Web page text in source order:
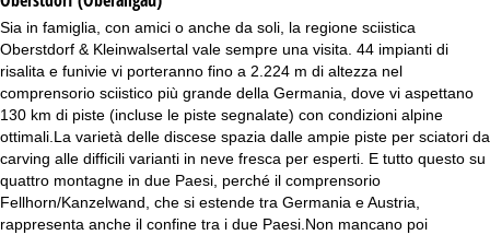
Sia in famiglia, con amici o anche da soli, la regione sciistica
Oberstdorf & Kleinwalsertal vale sempre una visita. 44 impianti di
risalita e funivie vi porteranno fino a 2.224 m di altezza nel
comprensorio sciistico più grande della Germania, dove vi aspettano
130 km di piste (incluse le piste segnalate) con condizioni alpine
ottimali.La varietà delle discese spazia dalle ampie piste per sciatori da
carving alle difficili varianti in neve fresca per esperti. E tutto questo su
quattro montagne in due Paesi, perché il comprensorio
Fellhorn/Kanzelwand, che si estende tra Germania e Austria,
rappresenta anche il confine tra i due Paesi.Non mancano poi